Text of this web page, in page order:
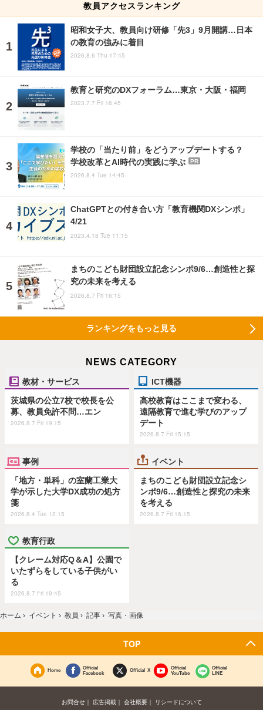
教員アクセスランキング
昭和女子大、教員向け研修「先3」9月開講…日本
の教育の強みに着目
2026.8.6 Thu 17:45
教育と研究のDXフォーラム…東京・大阪・福岡
2023.7.7 Fri 16:45
学校の「当たり前」をどうアップデートする？
学校改革とAI時代の実践に学ぶ
PR
2026.8.4 Tue 14:45
ChatGPTとの付き合い方「教育機関DXシンポ」
4/21
2023.4.18 Tue 11:15
まちのこども財団設立記念シンポ9/6…創造性と探
究の未来を考える
2026.8.7 Fri 16:15
ランキングをもっと見る
NEWS CATEGORY
教材・サービス
茨城県の公立7校で校長を公
募、教員免許不問…エン
2026.8.7 Fri 19:15
ICT機器
高校教育はここまで変わる、
遠隔教育で進む学びのアップ
デート
2026.8.7 Fri 15:15
事例
「地方・単科」の室蘭工業大
学が示した大学DX成功の処方
箋
2026.8.4 Tue 12:15
イベント
まちのこども財団設立記念シ
ンポ9/6…創造性と探究の未来
を考える
2026.8.7 Fri 16:15
教育行政
【クレーム対応Q＆A】公園で
いたずらをしている子供がい
る
2026.8.7 Fri 19:45
ホーム › イベント › 教員 › 記事 › 写真・画像
TOP
Home
Official
Facebook
Official X
Official
YouTube
Official
LINE
お問合せ 広告掲載 会社概要
リシードについて